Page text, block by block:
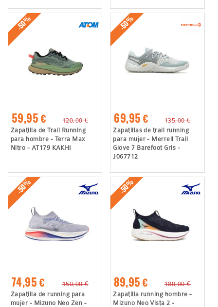
-50%
59,95 €
120,00 €
Zapatilla de Trail Running
para hombre - Terra Max
Nitro - AT179 KAKHI
-50%
69,95 €
135,00 €
Zapatillas de trail running
para mujer - Merrell Trail
Glove 7 Barefoot Gris -
J067712
-50%
74,95 €
150,00 €
Zapatilla de running para
mujer - Mizuno Neo Zen -
-50%
89,95 €
180,00 €
Zapatilla running hombre -
Mizuno Neo Vista 2 -